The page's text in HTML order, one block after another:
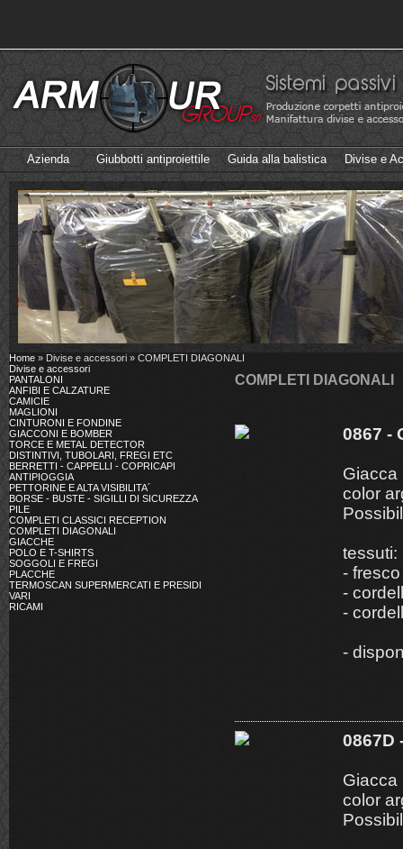
Azienda Giubbotti antiproiettile Guida alla balistica Divise e
Home » Divise e accessori » COMPLETI DIAGONALI
Divise e accessori
PANTALONI
ANFIBI E CALZATURE
CAMICIE
MAGLIONI
CINTURONI E FONDINE
GIACCONI E BOMBER
TORCE E METAL DETECTOR
DISTINTIVI, TUBOLARI, FREGI ETC
BERRETTI - CAPPELLI - COPRICAPI
ANTIPIOGGIA
PETTORINE E ALTA VISIBILITA´
BORSE - BUSTE - SIGILLI DI SICUREZZA
PILE
COMPLETI CLASSICI RECEPTION
COMPLETI DIAGONALI
GIACCHE
POLO E T-SHIRTS
SOGGOLI E FREGI
PLACCHE
TERMOSCAN SUPERMERCATI E PRESIDI
VARI
RICAMI
COMPLETI DIAGONALI
0867 -
Giacca
color
tessuti:
-
-
-
-
0867D
Giacca
color